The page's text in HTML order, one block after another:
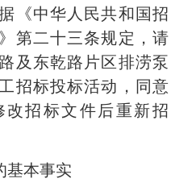
《中华人民共和国招
第二十三条规定，请
及东乾路片区排涝泵
招标投标活动，同意
招标文件后重新招
本事实